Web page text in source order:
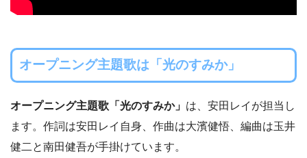
オープニング主題歌は「光のすみか」
オープニング主題歌「光のすみか」 は、安田レイが担当し
ます。作詞は安田レイ自身、作曲は大濱健悟、編曲は玉井
健二と南田健吾が手掛けています。